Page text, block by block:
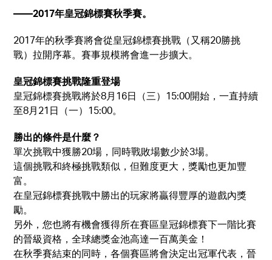
——2017年皇冠錦標賽秋季賽。
2017年的秋季賽將會從皇冠錦標賽挑戰（又稱20勝挑
戰）拉開序幕。賽事規模將會進一步擴大。
皇冠錦標賽挑戰隆重登場
皇冠錦標賽挑戰將於8月16日（三）15:00開始，一直持續
至8月21日（一）15:00。
勝出的條件是什麼？
單次挑戰中獲勝20場，同時戰敗場數少於3場。
這個挑戰和終極挑戰類似，但難度更大，獎勵也更加豐
富。
在皇冠錦標賽挑戰中勝出的玩家將贏得豐厚的遊戲內獎
勵。
另外，您也將有機會獲得所在賽區皇冠錦標賽下一階比賽
的晉級資格，全球總獎金池高達一百萬美金！
在秋季賽結束的同時，各個賽區將會決定出冠軍代表，晉